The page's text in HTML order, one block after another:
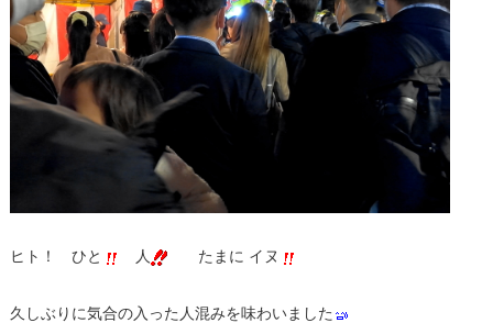
ヒト！ ひと 人 たまに イヌ
久しぶりに気合の入った人混みを味わいました